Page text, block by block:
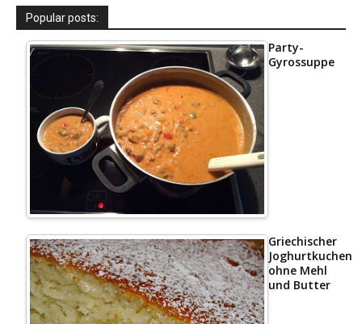
Popular posts:
Party-
Gyrossuppe
Griechischer
Joghurtkuchen
ohne Mehl
und Butter